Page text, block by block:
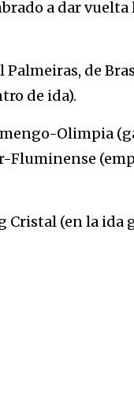
a dar vuelta
de
de ida).
Olimpia
Fluminense
Cristal (en la ida